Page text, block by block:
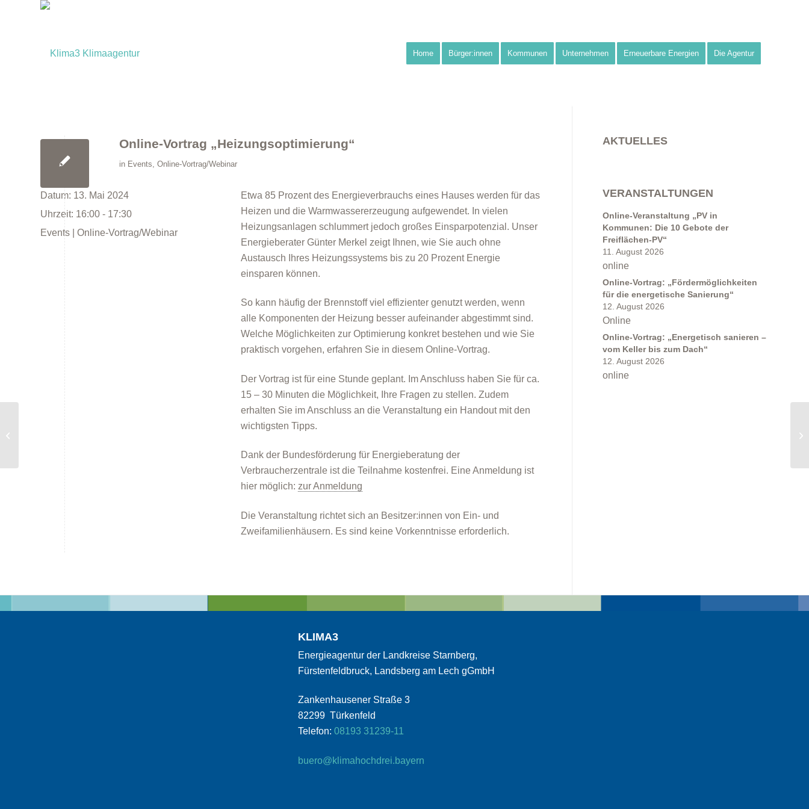
Home Bürger:innen Kommunen Unternehmen Erneuerbare Energien Die Agentur
Online-Vortrag „Heizungsoptimierung“
in Events, Online-Vortrag/Webinar
Datum: 13. Mai 2024
Uhrzeit: 16:00 - 17:30
Events | Online-Vortrag/Webinar
Etwa 85 Prozent des Energieverbrauchs eines Hauses werden für das
Heizen und die Warmwassererzeugung aufgewendet. In vielen
Heizungsanlagen schlummert jedoch großes Einsparpotenzial. Unser
Energieberater Günter Merkel zeigt Ihnen, wie Sie auch ohne
Austausch Ihres Heizungssystems bis zu 20 Prozent Energie
einsparen können.
So kann häufig der Brennstoff viel effizienter genutzt werden, wenn
alle Komponenten der Heizung besser aufeinander abgestimmt sind.
Welche Möglichkeiten zur Optimierung konkret bestehen und wie Sie
praktisch vorgehen, erfahren Sie in diesem Online-Vortrag.
Der Vortrag ist für eine Stunde geplant. Im Anschluss haben Sie für ca.
15 – 30 Minuten die Möglichkeit, Ihre Fragen zu stellen. Zudem
erhalten Sie im Anschluss an die Veranstaltung ein Handout mit den
wichtigsten Tipps.
Dank der Bundesförderung für Energieberatung der
Verbraucherzentrale ist die Teilnahme kostenfrei. Eine Anmeldung ist
hier möglich: zur Anmeldung
Die Veranstaltung richtet sich an Besitzer:innen von Ein- und
Zweifamilienhäusern. Es sind keine Vorkenntnisse erforderlich.
AKTUELLES
VERANSTALTUNGEN
Online-Veranstaltung „PV in
Kommunen: Die 10 Gebote der
Freiflächen-PV“
11. August 2026
online
Online-Vortrag: „Fördermöglichkeiten
für die energetische Sanierung“
12. August 2026
Online
Online-Vortrag: „Energetisch sanieren –
vom Keller bis zum Dach“
12. August 2026
online
KLIMA3
Energieagentur der Landkreise Starnberg,
Fürstenfeldbruck, Landsberg am Lech gGmbH
Zankenhausener Straße 3
82299 Türkenfeld
Telefon: 08193 31239-11
buero@klimahochdrei.bayern